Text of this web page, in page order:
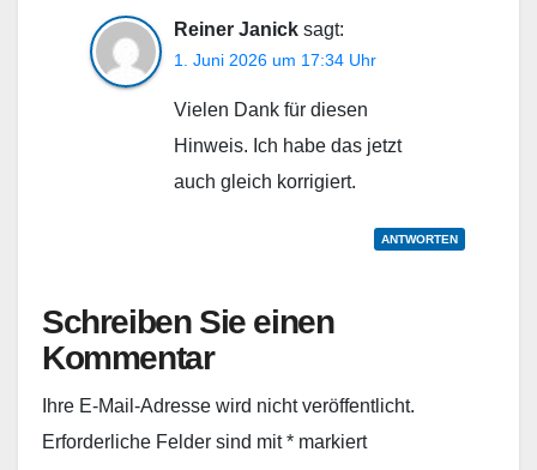
Reiner Janick sagt:
1. Juni 2026 um 17:34 Uhr
Vielen Dank für diesen
Hinweis. Ich habe das jetzt
auch gleich korrigiert.
ANTWORTEN
Schreiben Sie einen
Kommentar
Ihre E-Mail-Adresse wird nicht veröffentlicht.
Erforderliche Felder sind mit* markiert